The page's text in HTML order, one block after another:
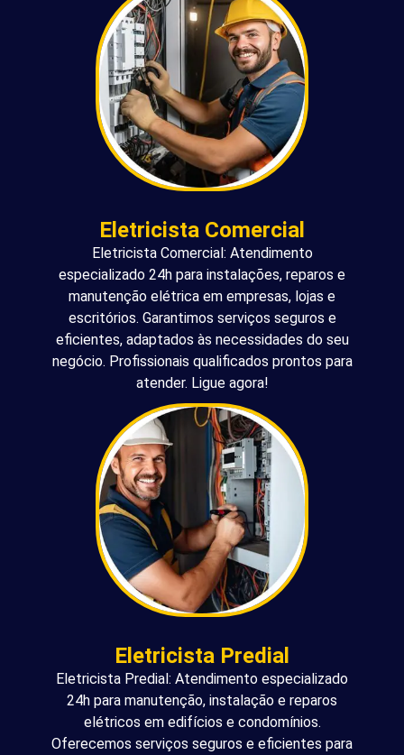
Eletricista Comercial
Eletricista Comercial: Atendimento
especializado 24h para instalações, reparos e
manutenção elétrica em empresas, lojas e
escritórios. Garantimos serviços seguros e
eficientes, adaptados às necessidades do seu
negócio. Profissionais qualificados prontos para
atender. Ligue agora!
Eletricista Predial
Eletricista Predial: Atendimento especializado
24h para manutenção, instalação e reparos
elétricos em edifícios e condomínios.
Oferecemos serviços seguros e eficientes para